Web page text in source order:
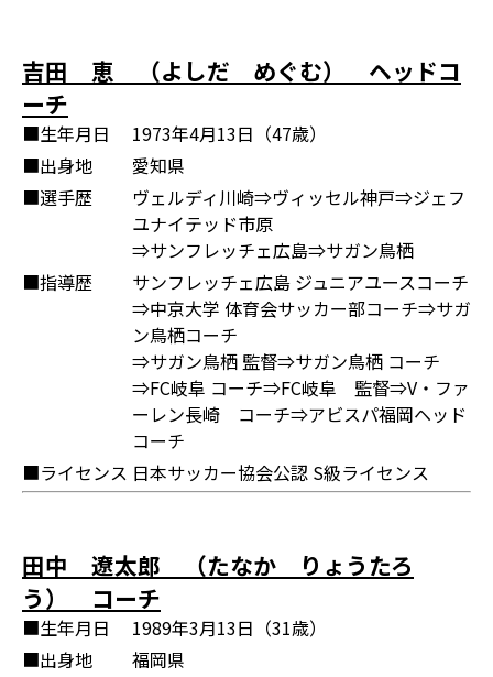
吉田 恵 （よしだ めぐむ） ヘッドコ
ーチ
■生年月日
1973年4月13日（47歳）
■出身地
愛知県
■選手歴
ヴェルディ川崎⇒ヴィッセル神戸⇒ジェフ
ユナイテッド市原
⇒サンフレッチェ広島⇒サガン鳥栖
■指導歴
サンフレッチェ広島 ジュニアユースコーチ
⇒中京大学 体育会サッカー部コーチ⇒サガ
ン鳥栖コーチ
⇒サガン鳥栖 監督⇒サガン鳥栖 コーチ
⇒FC岐阜 コーチ⇒FC岐阜 監督⇒V・ファ
ーレン長崎 コーチ⇒アビスパ福岡ヘッド
コーチ
■ライセンス 日本サッカー協会公認 S級ライセンス
田中 遼太郎 （たなか りょうたろ
う） コーチ
■生年月日
1989年3月13日（31歳）
■出身地
福岡県